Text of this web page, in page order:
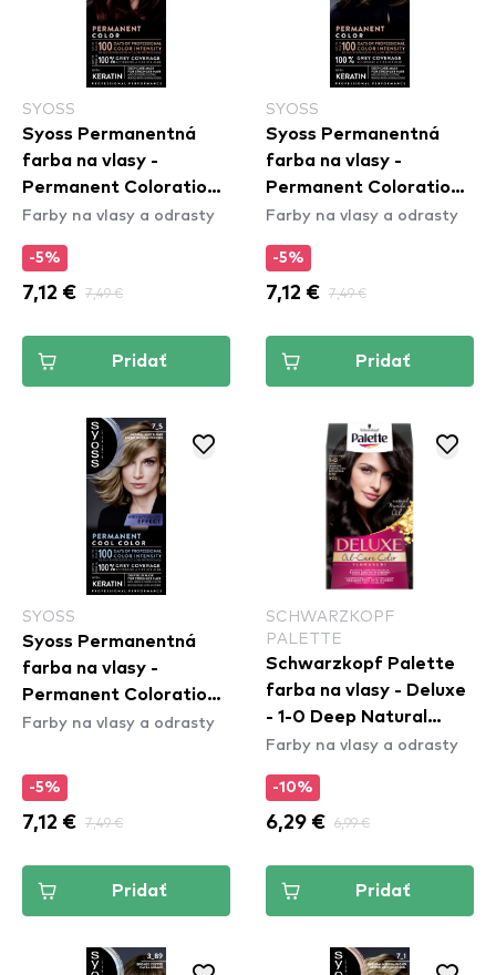
SYOSS
Syoss Permanentná
farba na vlasy -
Permanent Coloration -
4_2 Mahogany Brown
Farby na vlasy a odrasty
-5%
7,12 € 7,49 €
Pridať
SYOSS
Syoss Permanentná
farba na vlasy -
Permanent Coloration -
4_1 Medium Brown
Farby na vlasy a odrasty
-5%
7,12 € 7,49 €
Pridať
SYOSS
Syoss Permanentná
farba na vlasy -
Permanent Coloration -
7_5 Natural Ashy Blond
Farby na vlasy a odrasty
-5%
7,12 € 7,49 €
Pridať
SCHWARZKOPF
PALETTE
Schwarzkopf Palette
farba na vlasy - Deluxe
- 1-0 Deep Natural
Black
Farby na vlasy a odrasty
-10%
6,29 € 6,99 €
Pridať